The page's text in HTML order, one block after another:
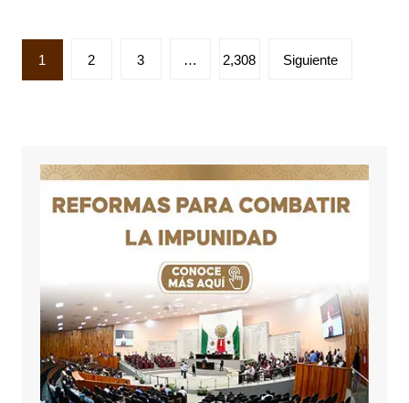
Paginación
de
1 2 3 … 2,308 Siguiente